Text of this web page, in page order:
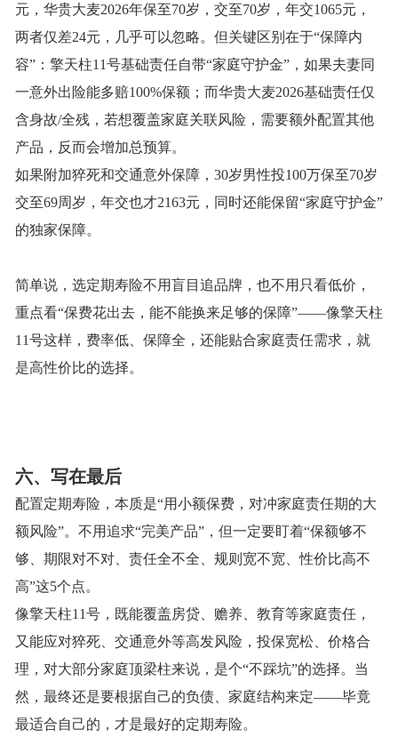
元，华贵大麦2026年保至70岁，交至70岁，年交1065元，
两者仅差24元，几乎可以忽略。但关键区别在于“保障内
容”：擎天柱11号基础责任自带“家庭守护金”，如果夫妻同
一意外出险能多赔100%保额；而华贵大麦2026基础责任仅
含身故/全残，若想覆盖家庭关联风险，需要额外配置其他
产品，反而会增加总预算。
如果附加猝死和交通意外保障， 30岁男性投100万保至70岁
交至69周岁 ，年交也才2163元 ，同时还能保留“家庭守护金”
的独家保障。
简单说，选定期寿险不用盲目追品牌，也不用只看低价，
重点看“保费花出去，能不能换来足够的保障”——像擎天柱
11号这样，费率低、保障全，还能贴合家庭责任需求，就
是高性价比的选择。
六、 写在最后
配置定期寿险，本质是“用小额保费，对冲家庭责任期的大
额风险”。不用追求“完美产品”，但一定要盯着“保额够不
够、期限对不对、责任全不全、规则宽不宽、性价比高不
高”这5个点。
像擎天柱11号，既能覆盖房贷、赡养、教育等家庭责任，
又能应对猝死、交通意外等高发风险，投保宽松、价格合
理，对大部分家庭顶梁柱来说，是个“不踩坑”的选择。当
然，最终还是要根据自己的负债、家庭结构来定——毕竟
最适合自己的，才是最好的定期寿险。